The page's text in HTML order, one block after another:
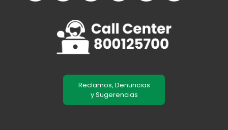
Reclamos, Denuncias
y Sugerencias